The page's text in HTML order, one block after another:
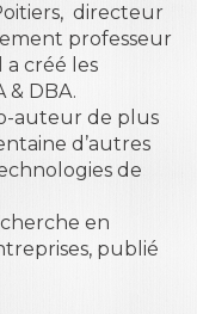
directeur
professeur
a créé les
& DBA.
auteur de plus
d’autres
de
en
, publié